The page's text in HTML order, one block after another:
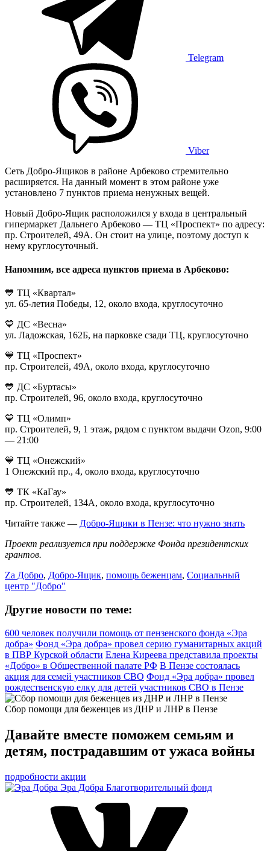
Telegram
Viber
Сеть Добро-Ящиков в районе Арбеково стремительно
расширяется. На данный момент в этом районе уже
установлено 7 пунктов приема ненужных вещей.
Новый Добро-Ящик расположился у входа в центральный
гипермаркет Дальнего Арбеково — ТЦ «Проспект» по адресу:
пр. Строителей, 49А. Он стоит на улице, поэтому доступ к
нему круглосуточный.
Напомним, все адреса пунктов приема в Арбеково:
💙 ТЦ «Квартал»
ул. 65-летия Победы, 12, около входа, круглосуточно
💙 ДС «Весна»
ул. Ладожская, 162Б, на парковке сзади ТЦ, круглосуточно
💙 ТЦ «Проспект»
пр. Строителей, 49А, около входа, круглосуточно
💙 ДС «Буртасы»
пр. Строителей, 96, около входа, круглосуточно
💙 ТЦ «Олимп»
пр. Строителей, 9, 1 этаж, рядом с пунктом выдачи Ozon, 9:00
— 21:00
💙 ТЦ «Онежский»
1 Онежский пр., 4, около входа, круглосуточно
💙 ТК «КаГау»
пр. Строителей, 134А, около входа, круглосуточно
Читайте также — Добро-Ящики в Пензе: что нужно знать
Проект реализуется при поддержке Фонда президентских
грантов.
Zа Добро, Добро-Ящик, помощь беженцам, Социальный
центр "Добро"
Другие новости по теме:
600 человек получили помощь от пензенского фонда «Эра
добра» Фонд «Эра добра» провел серию гуманитарных акций
в ПВР Курской области Елена Киреева представила проекты
«Добро» в Общественной палате РФ В Пензе состоялась
акция для семей участников СВО Фонд «Эра добра» провел
рождественскую елку для детей участников СВО в Пензе
Сбор помощи для беженцев из ДНР и ЛНР в Пензе
Давайте вместе поможем семьям и
детям, пострадавшим от ужаса войны
подробности акции
Эра Добра Благотворительный фонд